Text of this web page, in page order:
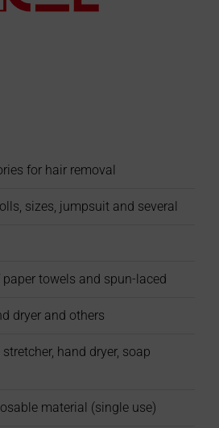
for hair removal
sizes, jumpsuit and several
towels and spun-laced
dryer and others
hand dryer, soap
material (single use)